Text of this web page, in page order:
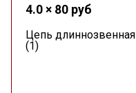
4.0 × 80 руб
Цепь длиннозвенная
(1)